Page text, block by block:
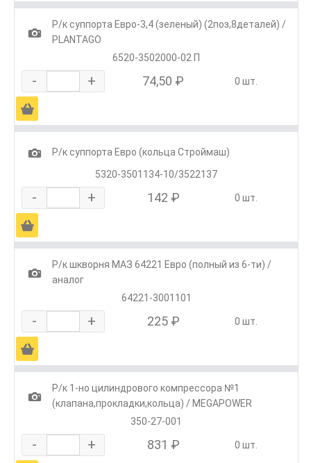
1
Р/к суппорта Евро-3,4 (зеленый) (2поз,8деталей) /
PLANTAGO
6520-3502000-02 П
- + 74,50 ₽ 0 шт.
Ä
1
Р/к суппорта Евро (кольца Строймаш)
5320-3501134-10/3522137
- + 142 ₽ 0 шт.
Ä
1
Р/к шкворня МАЗ 64221 Евро (полный из 6-ти) /
аналог
64221-3001101
- + 225 ₽ 0 шт.
Ä
1
Р/к 1-но цилиндрового компрессора №1
(клапана,прокладки,кольца) / MEGAPOWER
350-27-001
- + 831 ₽ 0 шт.